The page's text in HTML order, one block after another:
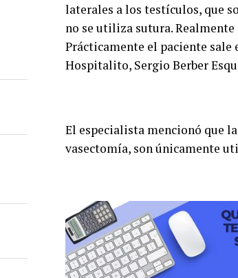
laterales a los testículos, que
no se utiliza sutura.
Prácticamente el paciente sale
Hospitalito, Sergio Berber
El especialista mencionó que
vasectomía, son únicamente